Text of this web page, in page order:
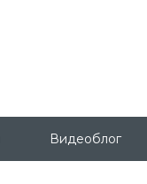
Видеоблог